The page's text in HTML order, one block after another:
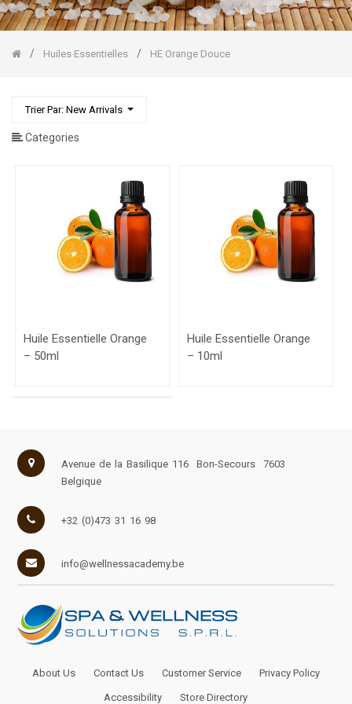
Huiles Essentielles HE Orange Douce
Trier Par: New Arrivals
Categories
Pin
Sylvestre
Lavande
fine
HE
Pamplemousse
Corps/Visage
Huile Essentielle Orange
– 50ml
Huile Essentielle Orange
– 10ml
Avenue de la Basilique 116 Bon-Secours
7603
Belgique
+32 (0)473 31 16 98
info@wellnessacademy.be
About Us Contact Us Customer Service Privacy Policy
Accessibility Store Directory